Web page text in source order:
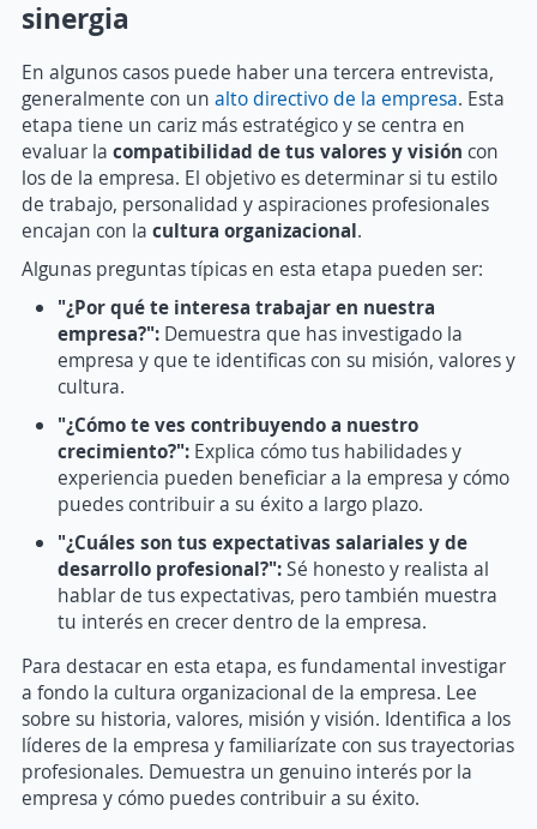
sinergia
En algunos casos puede haber una tercera entrevista,
generalmente con un alto directivo de la empresa. Esta
etapa tiene un cariz más estratégico y se centra en
evaluar la compatibilidad de tus valores y visión con
los de la empresa. El objetivo es determinar si tu estilo
de trabajo, personalidad y aspiraciones profesionales
encajan con la cultura organizacional.
Algunas preguntas típicas en esta etapa pueden ser:
"¿Por qué te interesa trabajar en nuestra
empresa?": Demuestra que has investigado la
empresa y que te identificas con su misión, valores y
cultura.
"¿Cómo te ves contribuyendo a nuestro
crecimiento?": Explica cómo tus habilidades y
experiencia pueden beneficiar a la empresa y cómo
puedes contribuir a su éxito a largo plazo.
"¿Cuáles son tus expectativas salariales y de
desarrollo profesional?":Sé honesto y realista al
hablar de tus expectativas, pero también muestra
tu interés en crecer dentro de la empresa.
Para destacar en esta etapa, es fundamental investigar
a fondo la cultura organizacional de la empresa. Lee
sobre su historia, valores, misión y visión. Identifica a los
líderes de la empresa y familiarízate con sus trayectorias
profesionales. Demuestra un genuino interés por la
empresa y cómo puedes contribuir a su éxito.